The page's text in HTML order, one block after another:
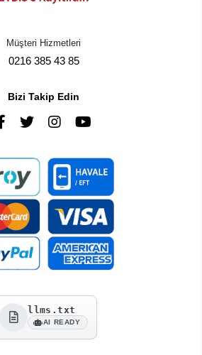
Müşteri Hizmetleri
0216 385 43 85
Bizi Takip Edin
llms.txt
AI READY